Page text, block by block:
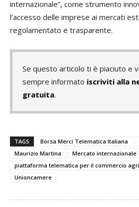
internazionale”, come strumento
l’accesso delle imprese ai mercati
regolamentato e trasparente.
Se questo articolo ti è piaciuto e
sempre informato iscriviti alla
gratuita.
TAGS Borsa Merci Telematica Italiana
Maurizio Martina
Mercato internazionale
piattaforma telematica per il commercio
Unioncamere